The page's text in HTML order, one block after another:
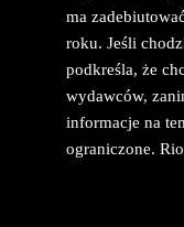
ma
roku. Jeśli
podkreśla, że
wydawców,
informacje na
ograniczone.